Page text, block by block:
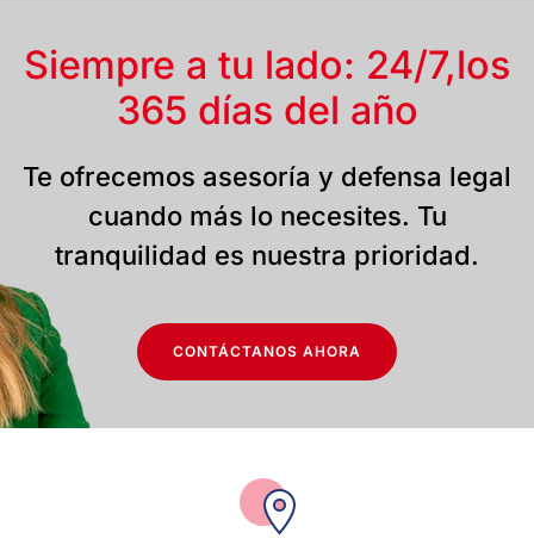
Siempre a tu lado: 24/7,los
365 días del año
Te ofrecemos asesoría y defensa legal
cuando más lo necesites. Tu
tranquilidad es nuestra prioridad.
CONTÁCTANOS AHORA